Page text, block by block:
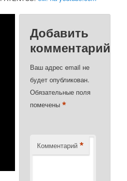
Добавить
комментарий
Ваш адрес email не
будет опубликован.
Обязательные поля
помечены*
Комментарий *